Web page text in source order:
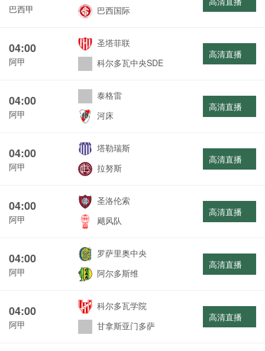
巴西甲 巴西国际
04:00
阿甲
圣塔菲联
科尔多瓦中央SDE
高清直播
04:00
阿甲
泰格雷
河床
高清直播
04:00
阿甲
塔勒瑞斯
拉努斯
高清直播
04:00
阿甲
圣洛伦索
飓风队
高清直播
04:00
阿甲
罗萨里奥中央
阿尔多斯维
高清直播
04:00
阿甲
科尔多瓦学院
甘拿斯亚门多萨
高清直播